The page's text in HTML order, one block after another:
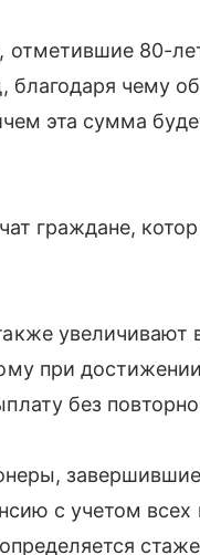
80-
благодаря чему
эта сумма
граждане,
увеличивают
при
без
с учетом